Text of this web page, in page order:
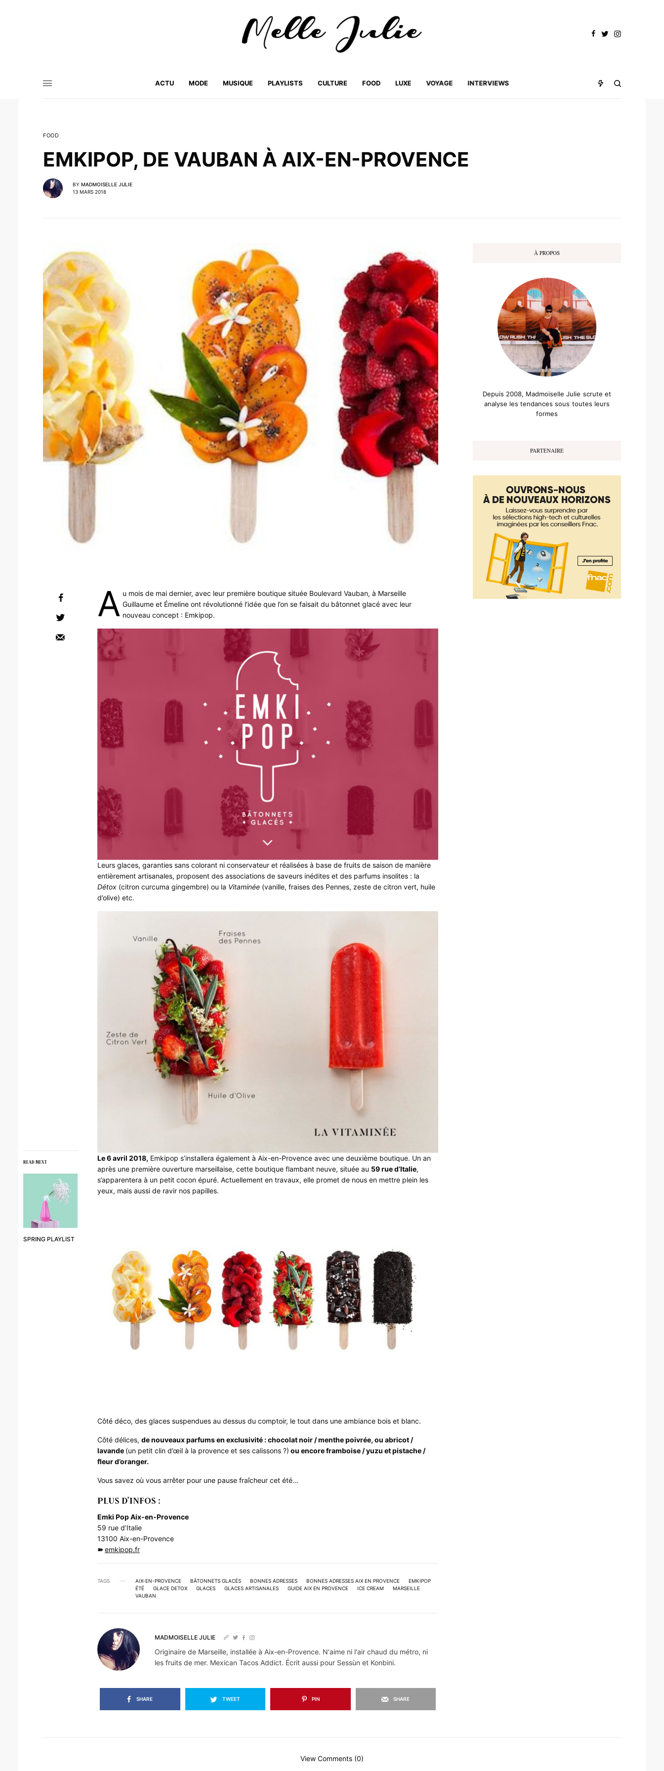
ACTU MODE MUSIQUE PLAYLISTS CULTURE FOOD LUXE VOYAGE INTERVIEWS
FOOD
EMKIPOP, DE VAUBAN À AIX-EN-PROVENCE
BY MADMOISELLE JULIE
13 MARS 2018
READ NEXT
SPRING PLAYLIST
A u mois de mai dernier, avec leur première boutique située Boulevard Vauban, à Marseille
Guillaume et Émeline ont révolutionné l’idée que l’on se faisait du bâtonnet glacé avec leur
nouveau concept : Emkipop.
Leurs glaces, garanties sans colorant ni conservateur et réalisées à base de fruits de saison de manière
entièrement artisanales, proposent des associations de saveurs inédites et des parfums insolites : la
Détox (citron curcuma gingembre) ou la Vitaminée (vanille, fraises des Pennes, zeste de citron vert, huile
d’olive) etc.
Le 6 avril 2018, Emkipop s’installera également à Aix-en-Provence avec une deuxième boutique. Un an
après une première ouverture marseillaise, cette boutique flambant neuve, située au 59 rue d’Italie,
s’apparentera à un petit cocon épuré. Actuellement en travaux, elle promet de nous en mettre plein les
yeux, mais aussi de ravir nos papilles.
Côté déco, des glaces suspendues au dessus du comptoir, le tout dans une ambiance bois et blanc.
Côté délices,de nouveaux parfums en exclusivité : chocolat noir / menthe poivrée, ou abricot /
lavande (un petit clin d’œil à la provence et ses calissons ?) ou encore framboise / yuzu et pistache /
fleur d’oranger.
Vous savez où vous arrêter pour une pause fraîcheur cet été…
PLUS D’INFOS :
Emki Pop Aix-en-Provence
59 rue d’Italie
13100 Aix-en-Provence
➽emkipop.fr
TAGS AIX-EN-PROVENCE BÂTONNETS GLACÉS BONNES ADRESSES BONNES ADRESSES AIX EN PROVENCE
EMKIPOP
ÉTÉ
GLACE DETOX GLACES GLACES ARTISANALES GUIDE AIX EN PROVENCE ICE CREAM
MARSEILLE
VAUBAN
MADMOISELLE JULIE
Originaire de Marseille, installée à Aix-en-Provence. N'aime ni l'air chaud du métro, ni
les fruits de mer. Mexican Tacos Addict. Écrit aussi pour Sessùn et Konbini.
SHARE TWEET PIN SHARE
À PROPOS
Depuis 2008, Madmoiselle Julie scrute et
analyse les tendances sous toutes leurs
formes
PARTENAIRE
View Comments (0)